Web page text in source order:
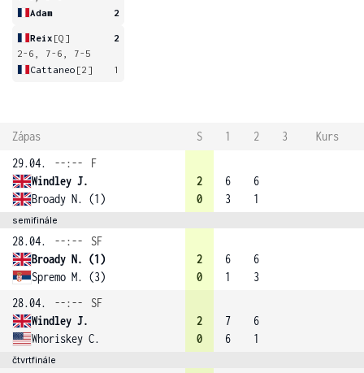
Adam
2
Reix [Q]
2
2-6, 7-6, 7-5
Cattaneo [2] 1
Zápas S 1 2 3
Kurs
29.04.
--:--
F
Windley J.
Broady N. (1)
2
0
6
3
6
1
semifinále
28.04. --:--
SF
Broady N. (1)
Spremo M. (3)
2
0
6
1
6
3
28.04.
--:--
SF
Windley J.
Whoriskey C.
2
0
7
6
6
1
čtvrtfinále